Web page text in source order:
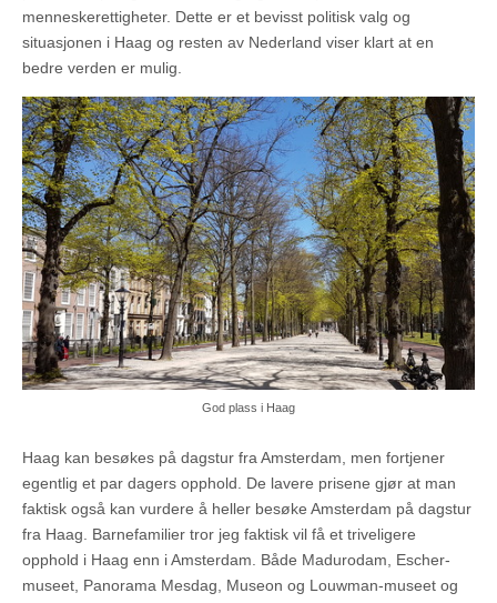
menneskerettigheter. Dette er et bevisst politisk valg og
situasjonen i Haag og resten av Nederland viser klart at en
bedre verden er mulig.
God plass i Haag
Haag kan besøkes på dagstur fra Amsterdam, men fortjener
egentlig et par dagers opphold. De lavere prisene gjør at man
faktisk også kan vurdere å heller besøke Amsterdam på dagstur
fra Haag. Barnefamilier tror jeg faktisk vil få et triveligere
opphold i Haag enn i Amsterdam. Både Madurodam, Escher-
museet, Panorama Mesdag, Museon og Louwman-museet og